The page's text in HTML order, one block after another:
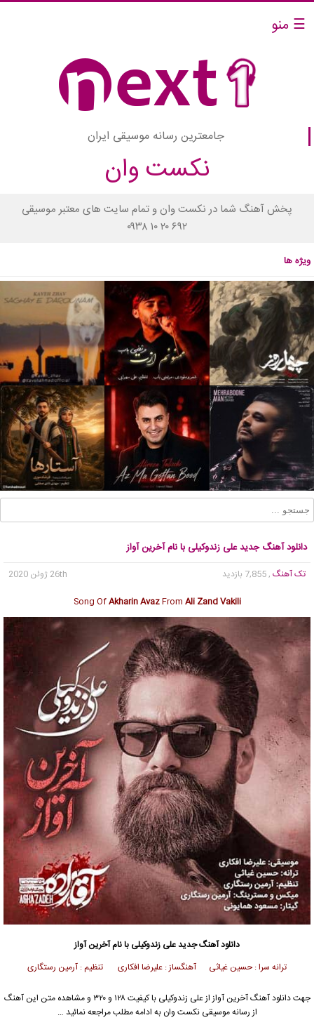
☰ منو
جامعترین رسانه موسیقی ایران
نکست وان
پخش آهنگ شما در نکست وان و تمام سایت های معتبر موسیقی
۰۹۳۸ ۱۰ ۲۰ ۶۹۲
ویژه ها
دانلود آهنگ جدید علی زندوکیلی با نام آخرین آواز
تک آهنگ , 7,855 بازدید
26th ژوئن 2020
Song OfAkharin AvazFrom Ali Zand Vakili
دانلود آهنگ جدیدعلی زندوکیلی با نام آخرین آواز
ترانه سرا : حسین غیاثی آهنگساز : علیرضا افکاری تنظیم : آرمین رستگاری
جهت دانلود آهنگ آخرین آواز ازعلی زندوکیلی
با کیفیت ۱۲۸ و ۳۲۰ و مشاهده متن این آهنگ
از رسانه موسیقی نکست وان به ادامه مطلب مراجعه نمائید …